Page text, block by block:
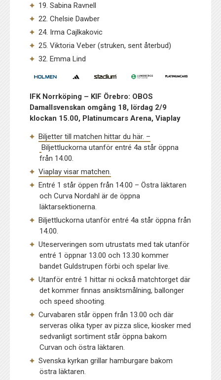
19. Sabina Ravnell
22. Chelsie Dawber
24. Irma Cajlkakovic
25. Viktoria Veber (struken, sent återbud)
32. Emma Lind
IFK Norrköping – KIF Örebro: OBOS
Damallsvenskan omgång 18, lördag 2/9
klockan 15.00, Platinumcars Arena, Viaplay
Biljetter till matchen hittar du här. –
Biljettluckorna utanför entré 4a står öppna
från 14.00.
Viaplay visar matchen.
Entré 1 står öppen från 14.00 – Östra läktaren
och Curva Nordahl är de öppna
läktarsektionerna.
Biljettluckorna utanför entré 4a står öppna från
14.00.
Uteserveringen som utrustats med tak utanför
entré 1 öppnar 13.00 och 13.30 kommer
bandet Guldstrupen förbi och spelar live.
Utanför entré 1 hittar ni också matchtorget där
det kommer finnas ansiktsmålning, ballonger
och speed shooting.
Curvabaren står öppen från 13.00 och där
serveras olika typer av pizza slice, kiosker med
sedvanligt sortiment står öppna bakom
Curvan och östra läktaren.
Svenska kyrkan grillar hamburgare bakom
östra läktaren.